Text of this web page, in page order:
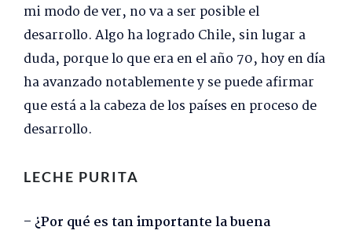
mi modo de ver, no va a ser posible el
desarrollo. Algo ha logrado Chile, sin lugar a
duda, porque lo que era en el año 70, hoy en día
ha avanzado notablemente y se puede afirmar
que está a la cabeza de los países en proceso de
desarrollo.
LECHE PURITA
– ¿Por qué es tan importante la buena